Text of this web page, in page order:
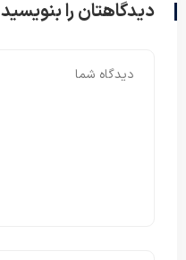
دیدگاهتان را بنویسید